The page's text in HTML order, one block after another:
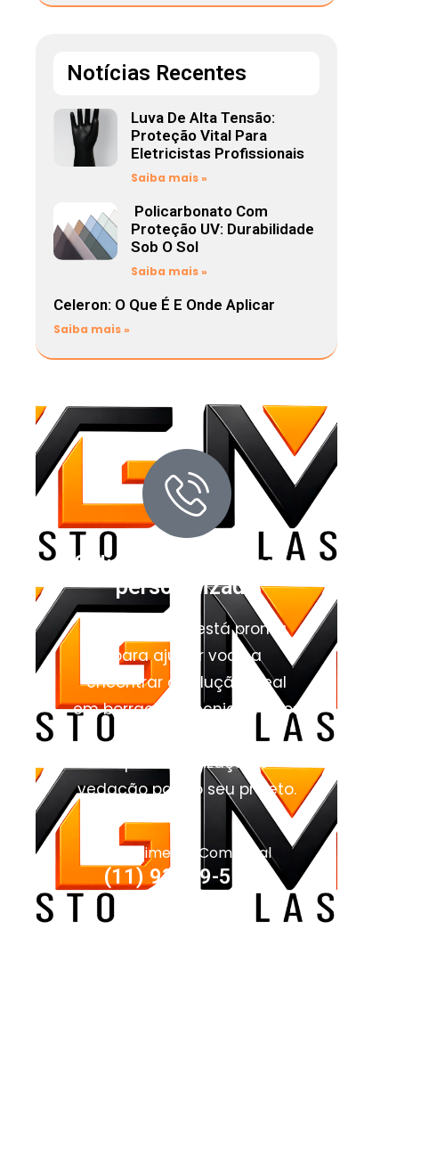
Notícias Recentes
Luva De Alta Tensão:
Proteção Vital Para
Eletricistas Profissionais
Saiba mais »
Policarbonato Com
Proteção UV: Durabilidade
Sob O Sol
Saiba mais »
Celeron: O Que É E Onde Aplicar
Saiba mais »
Solicite um orçamento
personalizado
Nossa equipe está pronta
para ajudar você a
encontrar a solução ideal
em borrachas técnicas, pisos
impermeabilização e
vedação para o seu projeto.
Atendimento Comercial
(11) 93959-5090